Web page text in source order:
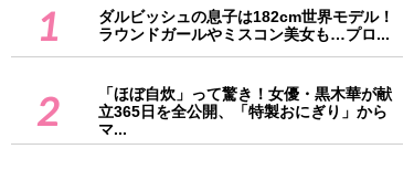
1
ダルビッシュの息子は182cm世界モデル！
ラウンドガールやミスコン美女も…プロ...
2
「ほぼ自炊」って驚き！女優・黒木華が献
立365日を全公開、「特製おにぎり」から
マ...